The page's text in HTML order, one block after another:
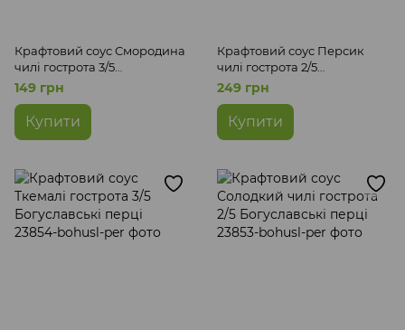
Крафтовий соус Смородина
чилі гострота 3/5
Богуславські перці 100 мл
149 грн
Купити
Крафтовий соус Персик
чилі гострота 2/5
Богуславські перці
249 грн
Купити